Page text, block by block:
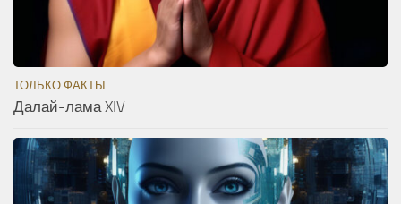
ТОЛЬКО ФАКТЫ
Далай-лама XIV